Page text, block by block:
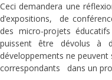
Ceci demandera une
d’expositions, de
des micro-projets
puissent être dévolus à
développements ne
correspondants dans un